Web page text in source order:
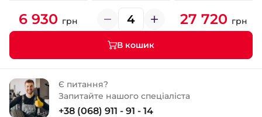
6 930 грн 27 720 грн
В кошик
Є питання?
Запитайте нашого спеціаліста
+38 (068) 911 - 91 - 14